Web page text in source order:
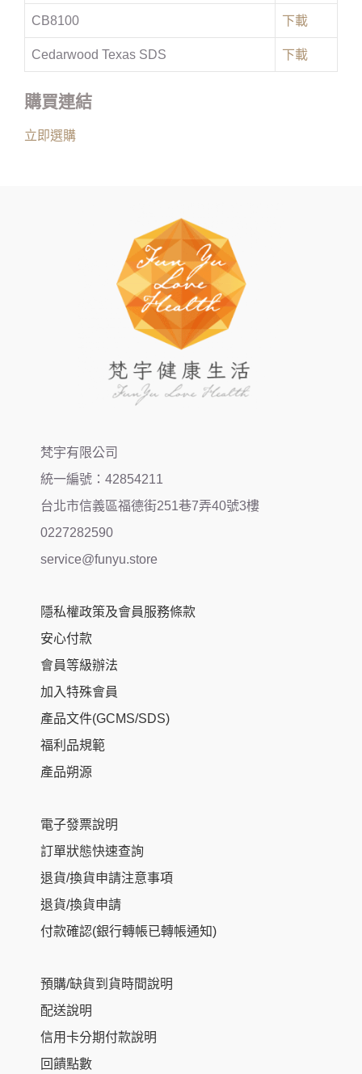
CB8100 下載
Cedarwood Texas SDS 下載
購買連結
立即選購
梵宇有限公司
統一編號：42854211
台北市信義區福德街251巷7弄40號3樓
0227282590
service@funyu.store
隱私權政策及會員服務條款
安心付款
會員等級辦法
加入特殊會員
產品文件(GCMS/SDS)
福利品規範
產品朔源
電子發票說明
訂單狀態快速查詢
退貨/換貨申請注意事項
退貨/換貨申請
付款確認(銀行轉帳已轉帳通知)
預購/缺貨到貨時間說明
配送說明
信用卡分期付款說明
回饋點數